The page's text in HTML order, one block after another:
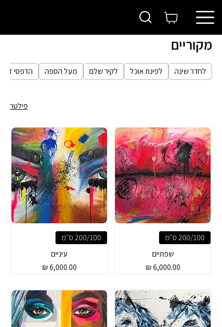
ראשי מקוריים
מקוריים
לחדר שינה לפינת אוכל לקיר שלם מעל הספה הדפסי
פילטר
200/100 ס״מ
שפתיים
מחיר
200/100 ס״מ
עיניים
מחיר